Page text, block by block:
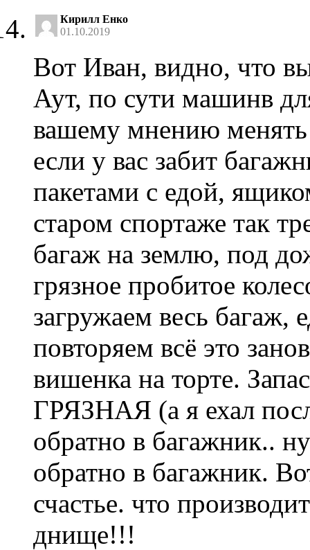
Кирилл Енко
01.10.2019
Вот Иван, видно, что
Аут, по сути машинв
вашему мнению менять
если у вас забит
пакетами с едой,
старом спортаже так
багаж на землю, под
грязное пробитое
загружаем весь
повторяем всё это
вишенка на торте.
ГРЯЗНАЯ (а я ехал
обратно в багажник..
обратно в багажник.
счастье. что
днище!!!